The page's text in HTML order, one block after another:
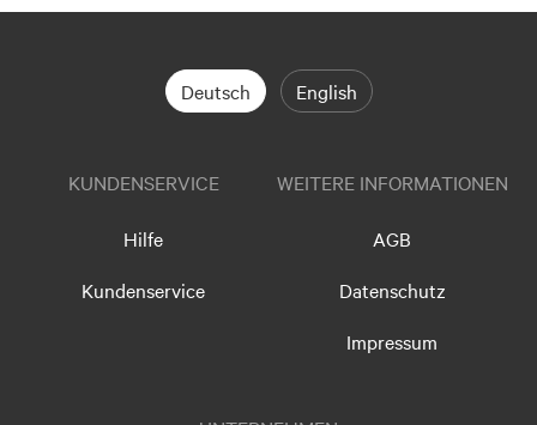
Deutsch English
KUNDENSERVICE
Hilfe
Kundenservice
WEITERE INFORMATIONEN
AGB
Datenschutz
Impressum